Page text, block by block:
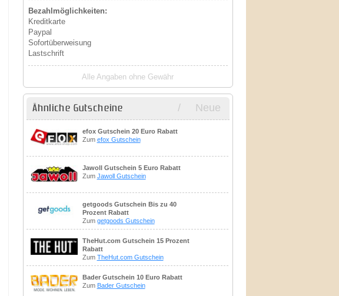
Bezahlmöglichkeiten:
Kreditkarte
Paypal
Sofortüberweisung
Lastschrift
Alle Angaben ohne Gewähr
Ähnliche Gutscheine / Neue
efox Gutschein 20 Euro Rabatt
Zum efox Gutschein
Jawoll Gutschein 5 Euro Rabatt
Zum Jawoll Gutschein
getgoods Gutschein Bis zu 40
Prozent Rabatt
Zum getgoods Gutschein
TheHut.com Gutschein 15 Prozent
Rabatt
Zum TheHut.com Gutschein
Bader Gutschein 10 Euro Rabatt
Zum Bader Gutschein